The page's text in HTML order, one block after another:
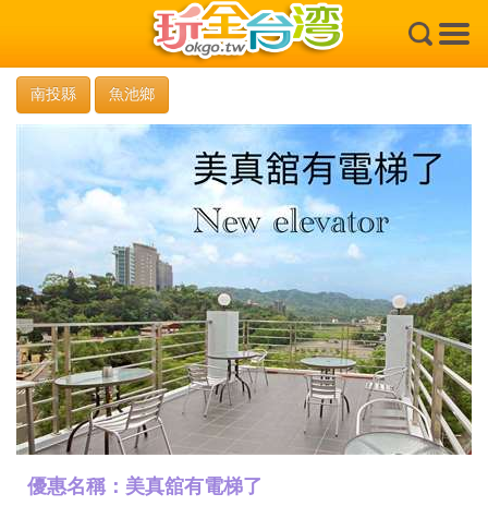
×
南投縣 魚池鄉
優惠名稱：美真舘有電梯了